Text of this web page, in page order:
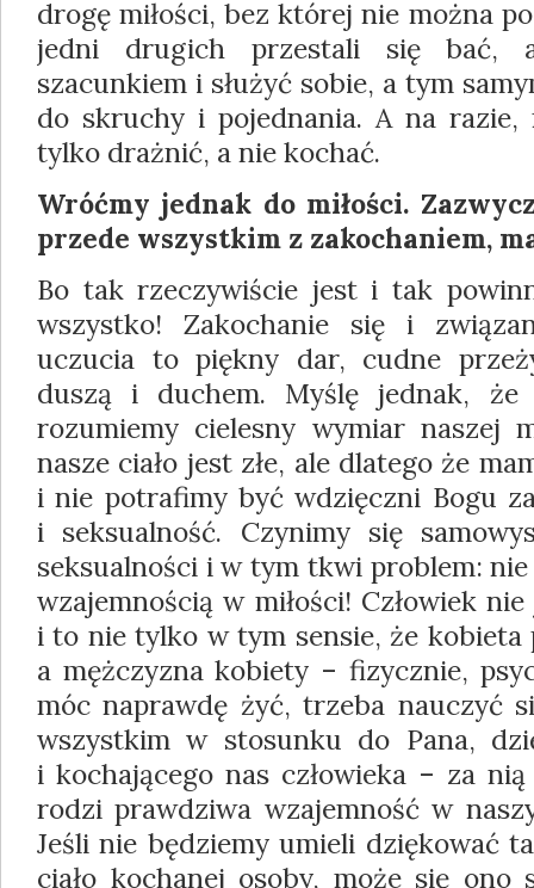
drogę miłości, bez której nie można
jedni drugich przestali się bać,
szacunkiem i służyć sobie, a tym
do skruchy i pojednania. A na razie,
tylko drażnić, a nie kochać.
Wróćmy jednak do miłości.
przede wszystkim z zakochaniem,
Bo tak rzeczywiście jest i tak
wszystko! Zakochanie się i
uczucia to piękny dar, cudne
duszą i duchem. Myślę jednak,
rozumiemy cielesny wymiar naszej
nasze ciało jest złe, ale dlatego że
i nie potrafimy być wdzięczni Bogu
i seksualność. Czynimy się
seksualności i w tym tkwi problem:
wzajemnością w miłości! Człowiek
i to nie tylko w tym sensie, że kobieta
a mężczyzna kobiety – fizycznie,
móc naprawdę żyć, trzeba nauczyć
wszystkim w stosunku do Pana,
i kochającego nas człowieka – za
rodzi prawdziwa wzajemność w
Jeśli nie będziemy umieli dziękować
ciało kochanej osoby, może się ono